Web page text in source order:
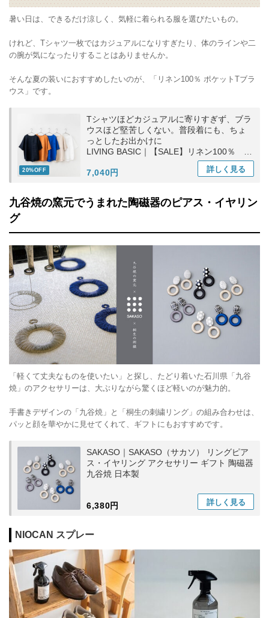
暑い日は、できるだけ涼しく、気軽に着られる服を選びたいもの。
けれど、Tシャツ一枚ではカジュアルになりすぎたり、体のラインや二
の腕が気になったりすることはありませんか。
そんな夏の装いにおすすめしたいのが、「リネン100％ ポケットTブラ
ウス」です。
20%OFF
Tシャツほどカジュアルに寄りすぎず、ブラ
ウスほど堅苦しくない。普段着にも、ちょ
っとしたお出かけに
LIVING BASIC｜【SALE】リネン100％ ポ
ケットTブラウス トップス ギフト お出かけ
7,040円
詳しく 見る
九谷焼の窯元でうまれた陶磁器のピアス・イヤリン
グ
「軽くて丈夫なものを使いたい」と探し、たどり着いた石川県「九谷
焼」のアクセサリーは、大ぶりながら驚くほど軽いのが魅力的。
手書きデザインの「九谷焼」と「桐生の刺繍リング」の組み合わせは、
パッと顔を華やかに見せてくれて、ギフトにもおすすめです。
SAKASO｜SAKASO（サカソ） リングピア
ス・イヤリング アクセサリー ギフト 陶磁器
九谷焼 日本製
6,380円 詳しく 見る
NIOCAN スプレー